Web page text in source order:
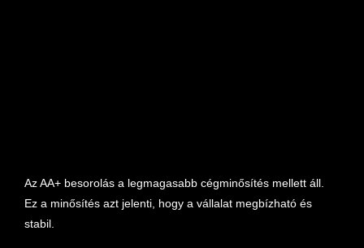
Az AA+ besorolás a legmagasabb cégminősítés mellett áll.
Ez a minősítés azt jelenti, hogy a vállalat megbízható és
stabil.